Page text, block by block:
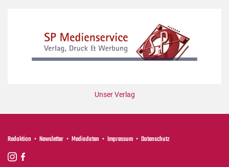
Unser Verlag
Redaktion Newsletter Mediadaten Impressum Datenschutz